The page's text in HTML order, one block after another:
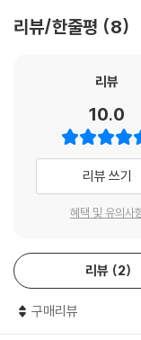
- 이 교재의 구성은 [개
실하게 개념 이해를 할
· 개념 정리
- 각 단원에서 다루는
필수 개념과 용어의 정
· 교과서 기본 문제
- 교과서 예제 수준의
코너입니다. 계산 문제,
리뷰/한줄평 8
리뷰
10.0
리뷰 쓰기
혜택 및 유의사
리뷰 2
구매리뷰